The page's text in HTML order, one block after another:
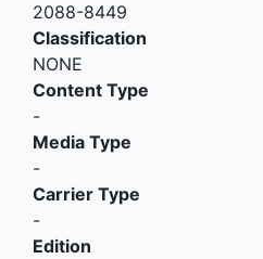
2088-8449
Classification
NONE
Content Type
-
Media Type
-
Carrier Type
-
Edition